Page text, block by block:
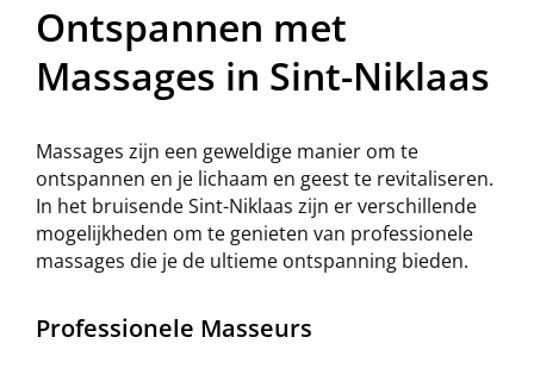
Ontspannen met
Massages in Sint-Niklaas
Massages zijn een geweldige manier om te
ontspannen en je lichaam en geest te revitaliseren.
In het bruisende Sint-Niklaas zijn er verschillende
mogelijkheden om te genieten van professionele
massages die je de ultieme ontspanning bieden.
Professionele Masseurs